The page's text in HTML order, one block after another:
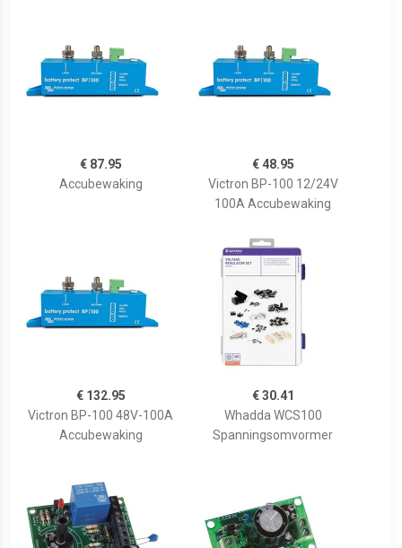
€ 87.95
Accubewaking
€ 48.95
Victron BP-100 12/24V
100A Accubewaking
€ 132.95
Victron BP-100 48V-100A
Accubewaking
€ 30.41
Whadda WCS100
Spanningsomvormer